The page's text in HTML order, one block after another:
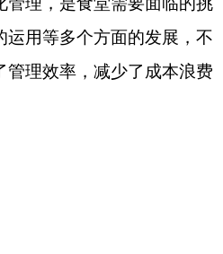
运用等多个方面的发展，不
理效率，减少了成本浪费